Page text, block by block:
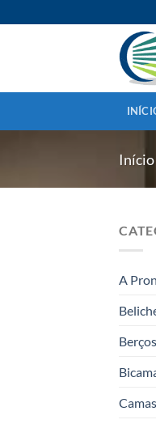
to
Início
A
Berços